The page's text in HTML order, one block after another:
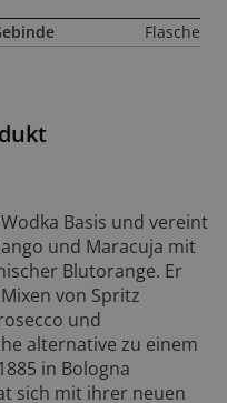
Basis und vereint
und Maracuja mit
Blutorange. Er
von Spritz
und
alternative zu einem
in Bologna
sich mit ihrer neuen
Flasche